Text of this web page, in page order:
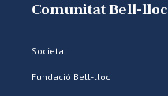
Comunitat Bell-lloc
Societat
Fundació Bell-lloc